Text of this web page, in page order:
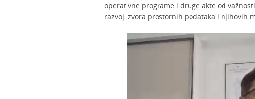
operativne programe i druge akte od
razvoj izvora prostornih podataka i njihovih